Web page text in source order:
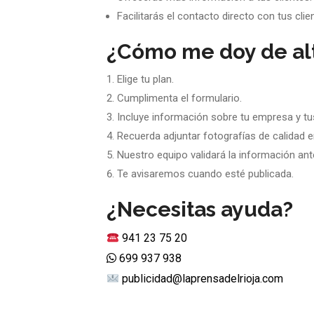
Facilitarás el contacto directo con tus
¿Cómo me doy de
Elige tu plan.
Cumplimenta el formulario.
Incluye información sobre tu empresa y
Recuerda adjuntar fotografías de calidad
Nuestro equipo validará la información
Te avisaremos cuando esté publicada.
¿Necesitas ayuda?
941 23 75 20
699 937 938
publicidad@laprensadelrioja.com